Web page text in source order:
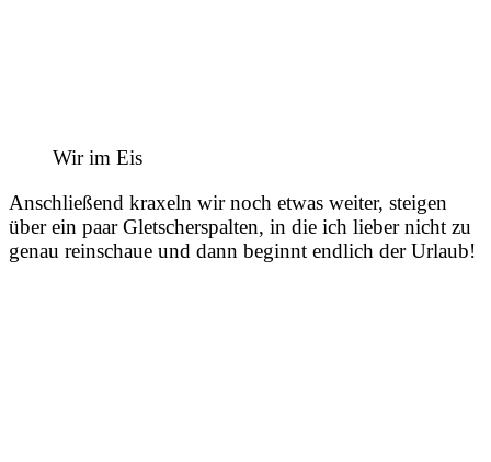
Wir im Eis
Anschließend kraxeln wir noch etwas weiter, steigen
über ein paar Gletscherspalten, in die ich lieber nicht zu
genau reinschaue und dann beginnt endlich der Urlaub!